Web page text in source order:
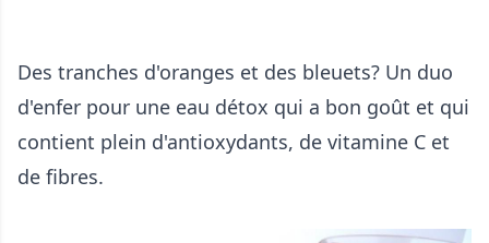
Des tranches d'oranges et des bleuets? Un duo
d'enfer pour une eau détox qui a bon goût et qui
contient plein d'antioxydants, de vitamine C et
de fibres.